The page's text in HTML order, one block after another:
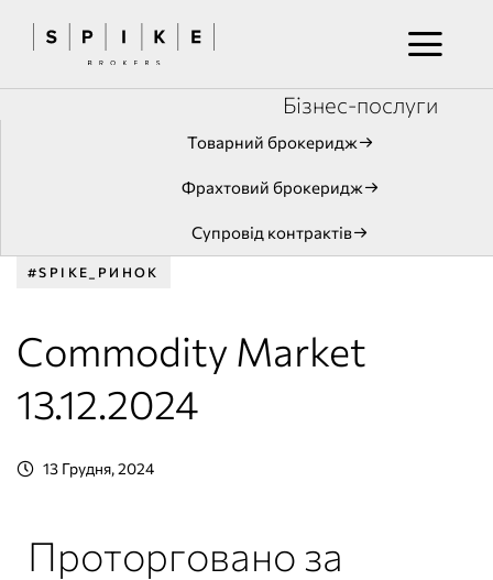
Бізнес-послуги
Товарний брокеридж
Фрахтовий брокеридж
Супровід контрактів
#SPIKE_РИНОК
Commodity Market
13.12.2024
13 Грудня, 2024
Проторговано за